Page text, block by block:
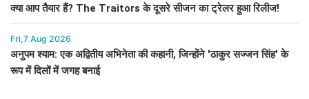
क्या आप तैयार हैं? The Traitors के दूसरे सीजन का ट्रेलर हुआ रिलीज!
Fri,7 Aug 2026
अनुपम श्याम: एक अद्वितीय अभिनेता की कहानी, जिन्होंने 'ठाकुर सज्जन सिंह' के
रूप में दिलों में जगह बनाई